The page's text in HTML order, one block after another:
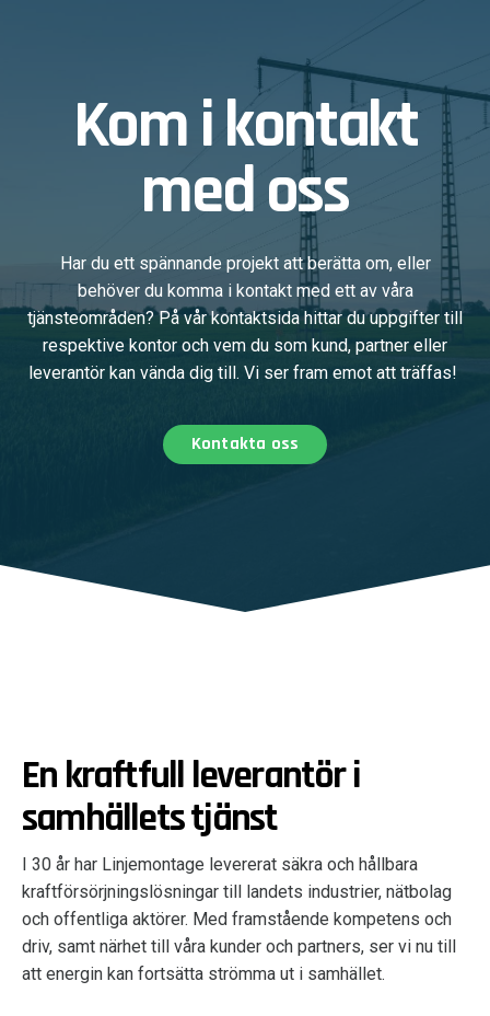
Kom i kontakt
med oss
Har du ett spännande projekt att berätta om, eller
behöver du komma i kontakt med ett av våra
tjänsteområden? På vår kontaktsida hittar du uppgifter till
respektive kontor och vem du som kund, partner eller
leverantör kan vända dig till. Vi ser fram emot att träffas!
Kontakta oss
En kraftfull leverantör i
samhällets tjänst
I 30 år har Linjemontage levererat säkra och hållbara
kraftförsörjningslösningar till landets industrier, nätbolag
och offentliga aktörer. Med framstående kompetens och
driv, samt närhet till våra kunder och partners, ser vi nu till
att energin kan fortsätta strömma ut i samhället.